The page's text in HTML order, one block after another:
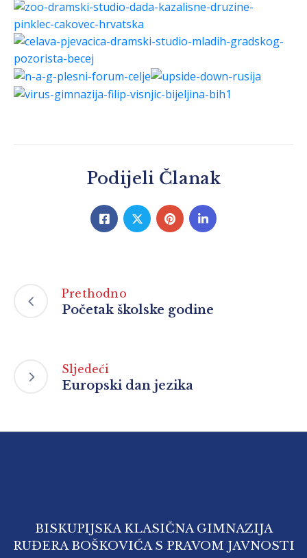
Podijeli Članak
Prethodno
Početak školske godine
Sljedeći
Europski dan jezika
BISKUPIJSKA KLASIČNA GIMNAZIJA
RUĐERA BOŠKOVIĆA S PRAVOM JAVNOSTI